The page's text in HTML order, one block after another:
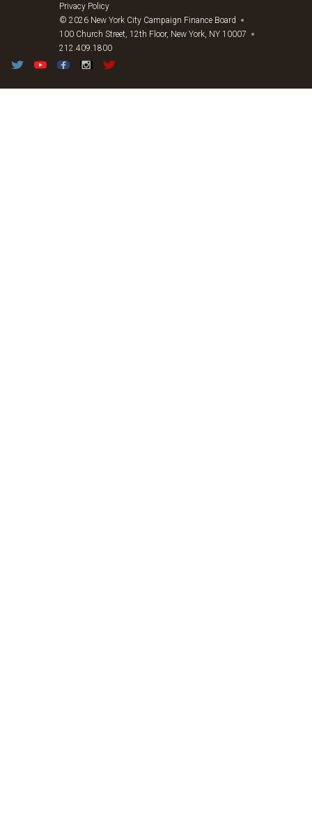
Privacy Policy
© 2026 New York City Campaign Finance Board
100 Church Street, 12th Floor, New York, NY 10007
212.409.1800